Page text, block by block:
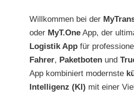
Willkommen bei der
oder MyT.OneApp, der
Logistik Appfür
Fahrer, Paketbotenund
App kombiniert modernste
Intelligenz (KI) mit einer